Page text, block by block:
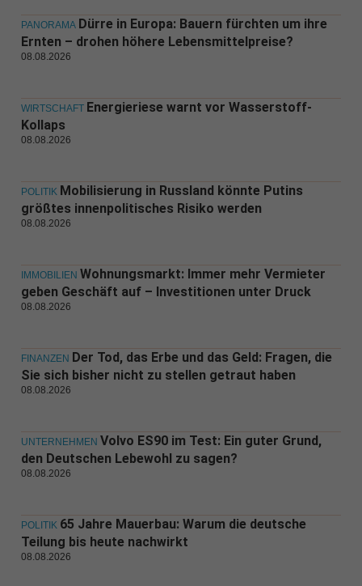
PANORAMA Dürre in Europa: Bauern fürchten um ihre
Ernten – drohen höhere Lebensmittelpreise?
08.08.2026
WIRTSCHAFT Energieriese warnt vor Wasserstoff-
Kollaps
08.08.2026
POLITIK Mobilisierung in Russland könnte Putins
größtes innenpolitisches Risiko werden
08.08.2026
IMMOBILIEN Wohnungsmarkt: Immer mehr Vermieter
geben Geschäft auf – Investitionen unter Druck
08.08.2026
FINANZEN Der Tod, das Erbe und das Geld: Fragen, die
Sie sich bisher nicht zu stellen getraut haben
08.08.2026
UNTERNEHMEN Volvo ES90 im Test: Ein guter Grund,
den Deutschen Lebewohl zu sagen?
08.08.2026
POLITIK 65 Jahre Mauerbau: Warum die deutsche
Teilung bis heute nachwirkt
08.08.2026